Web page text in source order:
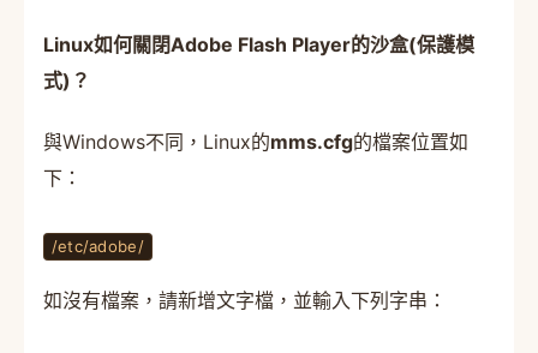
Linux如何關閉Adobe Flash Player的沙盒(保護模
式)？
與Windows不同，Linux的mms.cfg的檔案位置如
下：
/etc/adobe/
如沒有檔案，請新增文字檔，並輸入下列字串：